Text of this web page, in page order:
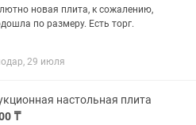
новая плита, к сожалению,
по размеру. Есть торг.
29 июля
настольная плита
₸